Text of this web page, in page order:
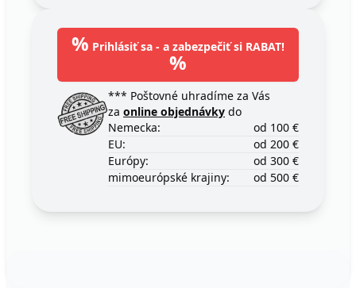
% Prihlásiť sa - a zabezpečiť si RABAT!
%
*** Poštovné uhradíme za Vás
za online objednávky do
Nemecka:
od 100 €
EU:
od 200 €
Európy:
od 300 €
mimoeurópské krajiny:
od 500 €